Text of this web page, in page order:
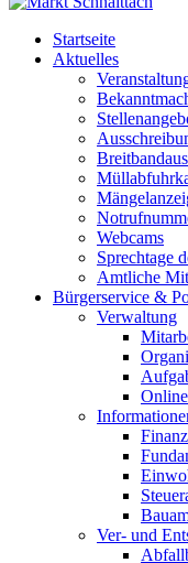
Startseite
Aktuelles
Webcams
Sprechtage
Amtliche
Bürgerservice &
Verwaltung
Ver- und